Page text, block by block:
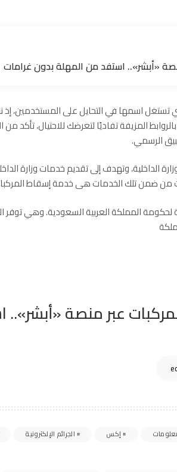
«أبشر».. استفد من المهلة بدون غرامات
تستغل اسمها في التحايل على المستخدمين،
بالروابط المزيفة تفاديًا لتعرضك للاحتيال، تأكد
الرسمي.
الداخلية، وتهدف إلى تقديم خدمات وزارة
لحكومة المملكة العربية السعودية. وهي توفر
عبر منصة
إكس الجرائم الإلكترونية